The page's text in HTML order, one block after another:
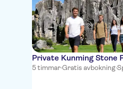
Private Kunming Stone
5 timmar·Gratis avbokning·